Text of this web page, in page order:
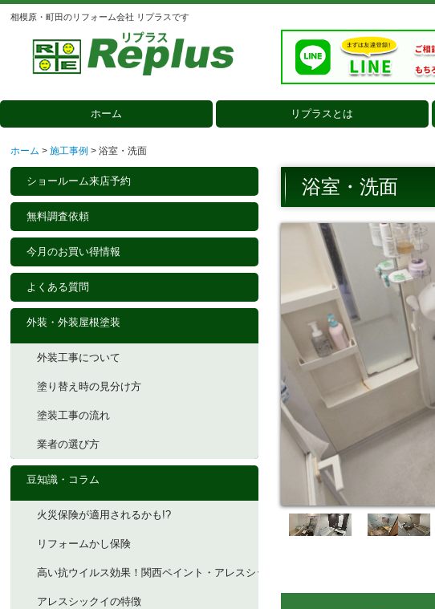
相模原・町田のリフォーム会社 リプラスです
ホーム リプラスとは
ホーム 施工事例 浴室・洗面
ショールーム来店予約
無料調査依頼
今月のお買い得情報
よくある質問
外装・外装屋根塗装
外装工事について
塗り替え時の見分け方
塗装工事の流れ
業者の選び方
豆知識・コラム
火災保険が適用されるかも!?
リフォームかし保険
高い抗ウイルス効果！関西ペイント・アレスシックイ
アレスシックイの特徴
浴室・洗面